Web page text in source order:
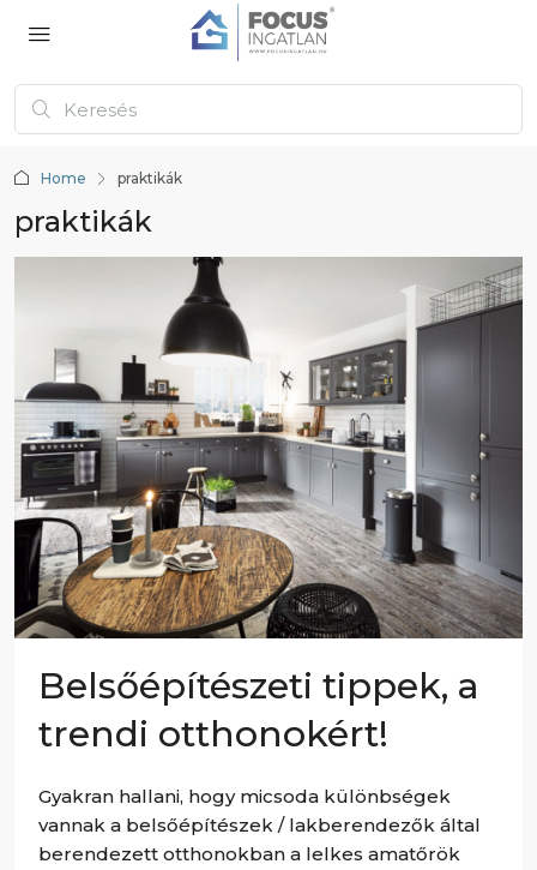
Home praktikák
praktikák
Belsőépítészeti tippek, a
trendi otthonokért!
Gyakran hallani, hogy micsoda különbségek
vannak a belsőépítészek / lakberendezők által
berendezett otthonokban a lelkes amatőrök